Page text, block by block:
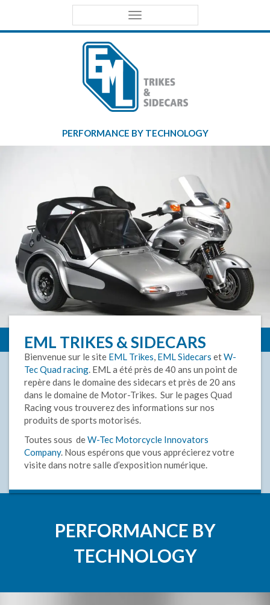
Trikes &
PERFORMANCE BY TECHNOLOGY
EML TRIKES & SIDECARS
Bienvenue sur le site EML Trikes, EML Sidecars etW-
Tec Quad racing. EML a été près de 40 ans un point de
repère dans le domaine des sidecars et près de 20 ans
dans le domaine de Motor-Trikes. Sur le pages Quad
Racing vous trouverez des informations sur nos
produits de sports motorisés.
Toutes sous deW-Tec Motorcycle Innovators
Company. Nous espérons que vous apprécierez votre
visite dans notre salle d’exposition numérique.
PERFORMANCE BY
TECHNOLOGY